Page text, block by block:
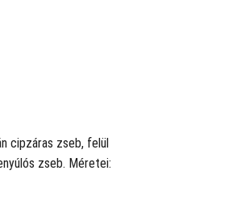
cipzáras zseb, felül
zseb. Méretei: